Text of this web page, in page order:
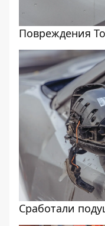
Повреждения
Сработали